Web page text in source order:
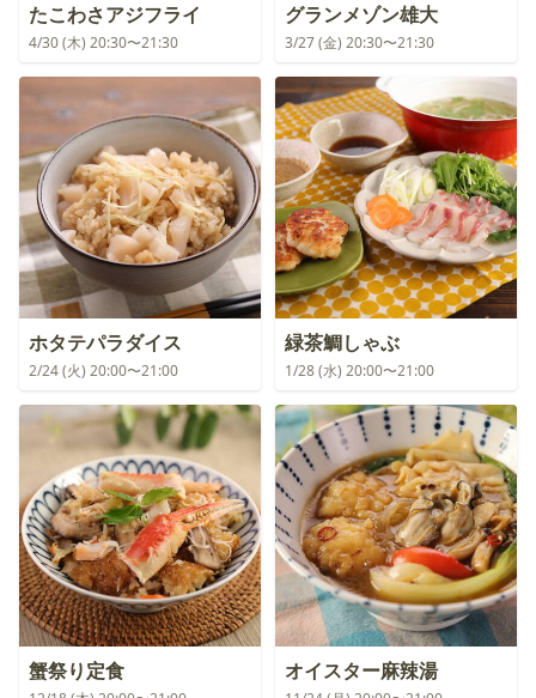
たこわさアジフライ
4/30 (木) 20:30〜21:30
グランメゾン雄大
3/27 (金) 20:30〜21:30
ホタテパラダイス
2/24 (火) 20:00〜21:00
緑茶鯛しゃぶ
1/28 (水) 20:00〜21:00
蟹祭り定食 オイスター麻辣湯